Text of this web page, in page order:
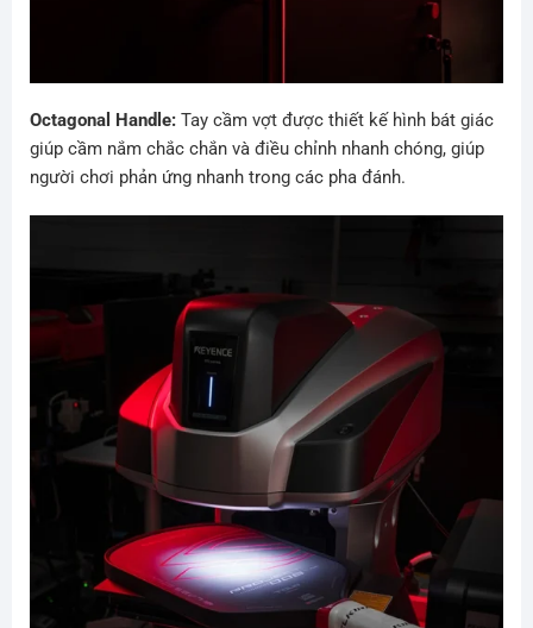
Octagonal Handle:Tay cầm vợt được thiết kế hình bát giác
giúp cầm nắm chắc chắn và điều chỉnh nhanh chóng, giúp
người chơi phản ứng nhanh trong các pha đánh.